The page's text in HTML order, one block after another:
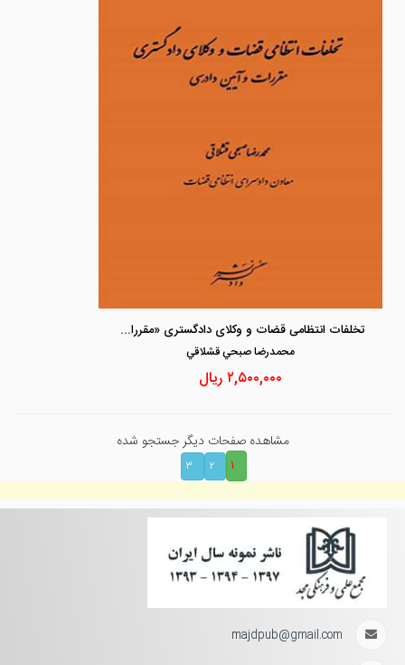
تخلفات انتظامی قضات و وکلای دادگستری «مقررات و آیین دادرسی»
محمدرضا صبحي قشلاقي
۲,۵۰۰,۰۰۰ریال
مشاهده صفحات دیگر جستجو شده
۱
۲ ۳
majdpub@gmail.com